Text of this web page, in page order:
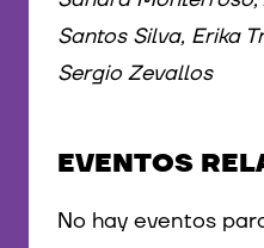
Santos Silva, Erika
Sergio Zevallos
EVENTOS
No hay eventos